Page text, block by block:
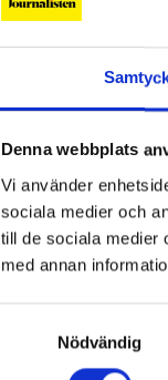
Denna webbplats
Vi använder
sociala medier och
till de sociala medier
med annan
Nödvändig